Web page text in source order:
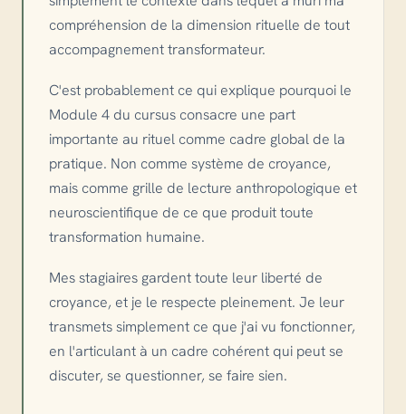
compréhension de la dimension rituelle de tout
accompagnement transformateur.
C'est probablement ce qui explique pourquoi le
Module 4 du cursus consacre une part
importante au rituel comme cadre global de la
pratique. Non comme système de croyance,
mais comme grille de lecture anthropologique et
neuroscientifique de ce que produit toute
transformation humaine.
Mes stagiaires gardent toute leur liberté de
croyance, et je le respecte pleinement. Je leur
transmets simplement ce que j'ai vu fonctionner,
en l'articulant à un cadre cohérent qui peut se
discuter, se questionner, se faire sien.